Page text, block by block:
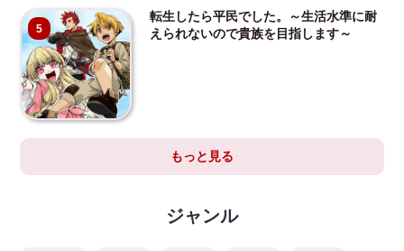
5
転生したら平民でした。～生活水準に耐
えられないので貴族を目指します～
もっと見る
ジャンル